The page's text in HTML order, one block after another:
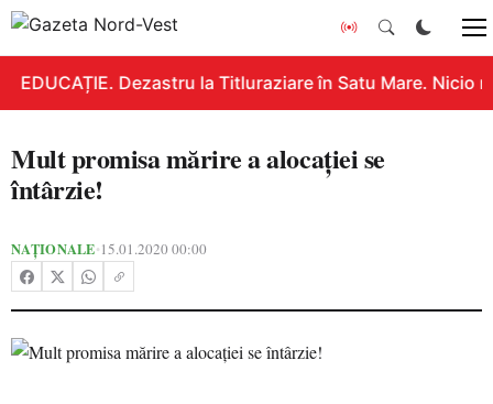
EDUCAȚIE. Dezastru la Titluraziare în Satu Mare. Nicio
Mult promisa mărire a alocației se
întârzie!
NAȚIONALE•15.01.2020 00:00